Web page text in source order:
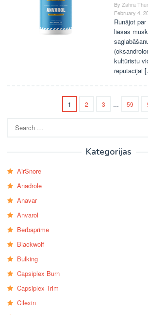
By Zahra
February 4,
Runājot
liesās
kultūristu
reputācijai
1 2 3 … 59
for:
Kategorijas
AirSnore
Anadrole
Anavar
Anvarol
Berbaprime
Blackwolf
Bulking
Capsiplex Burn
Capsiplex Trim
Cilexin